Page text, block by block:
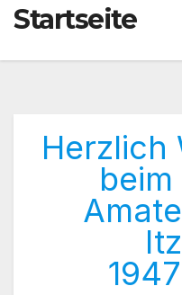
Startseite
Herzlich